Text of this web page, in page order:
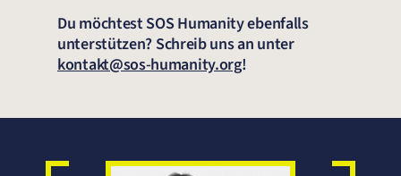
Du möchtest SOS Humanity ebenfalls
unterstützen? Schreib uns an unter
kontakt@sos-humanity.org!